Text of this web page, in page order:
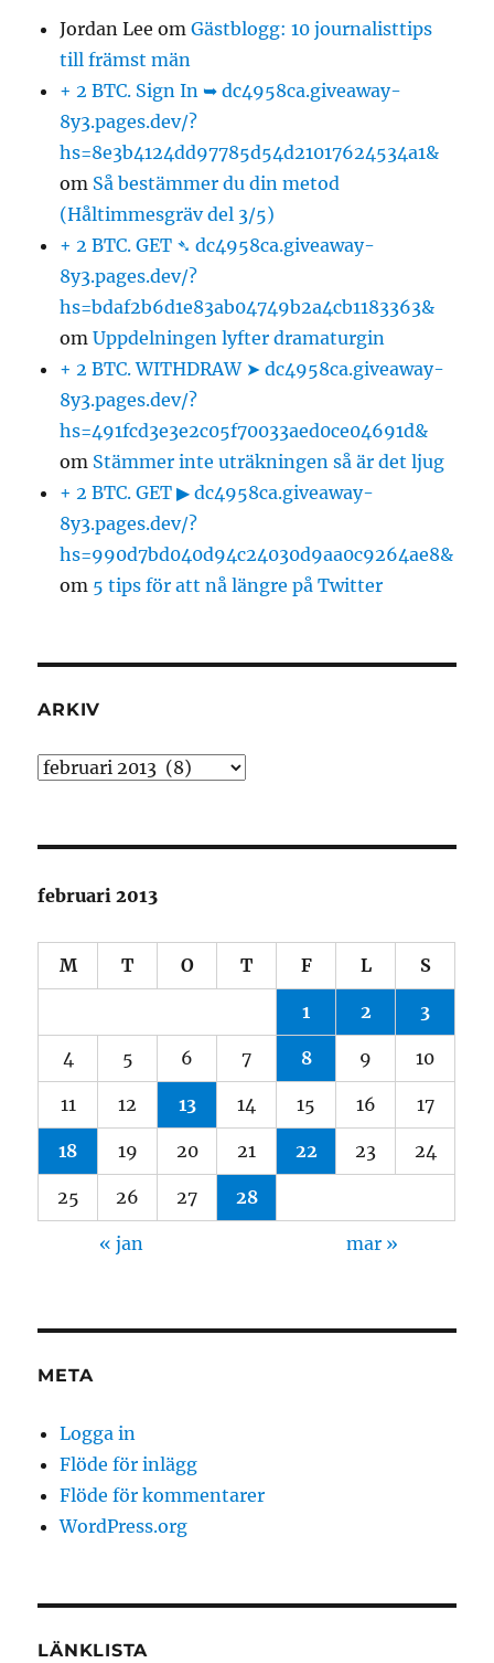
Jordan Lee omGästblogg: 10 journalisttips
till främst män
+ 2 BTC. Sign In ➥ dc4958ca.giveaway-
8y3.pages.dev/?
hs=8e3b4124dd97785d54d21017624534a1&
om Så bestämmer du din metod
(Håltimmesgräv del 3/5)
+ 2 BTC. GET ➴ dc4958ca.giveaway-
8y3.pages.dev/?
hs=bdaf2b6d1e83ab04749b2a4cb1183363&
omUppdelningen lyfter dramaturgin
+ 2 BTC. WITHDRAW ➤ dc4958ca.giveaway-
8y3.pages.dev/?
hs=491fcd3e3e2c05f70033aed0ce04691d&
om Stämmer inte uträkningen så är det ljug
+ 2 BTC. GET ▶ dc4958ca.giveaway-
8y3.pages.dev/?
hs=990d7bd040d94c24030d9aa0c9264ae8&
om 5 tips för att nå längre på Twitter
ARKIV
Arkiv
februari 2013
M T O T F L S
1 2 3
4 5 6 7 8 9 10
11 12 13 14 15 16 17
18 19 20 21 22 23 24
25 26 27 28
« jan mar »
META
Logga in
Flöde för inlägg
Flöde för kommentarer
WordPress.org
LÄNKLISTA